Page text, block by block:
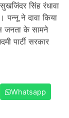
सिंह रंधावा
ने दावा किया
जनता के सामने
पार्टी सरकार
Whatsapp